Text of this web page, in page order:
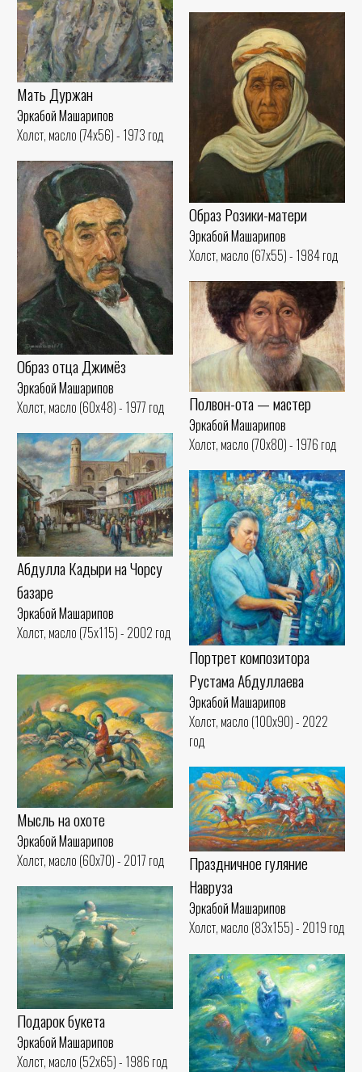
Мать Дуржан
Эркабой Машарипов
Холст, масло (74x56) - 1973 год
Образ Розики-матери
Эркабой Машарипов
Холст, масло (67x55) - 1984 год
Образ отца Джимёз
Эркабой Машарипов
Холст, масло (60x48) - 1977 год
Полвон-ота — мастер
Эркабой Машарипов
Холст, масло (70x80) - 1976 год
Абдулла Кадыри на Чорсу
базаре
Эркабой Машарипов
Холст, масло (75x115) - 2002 год
Портрет композитора
Рустама Абдуллаева
Эркабой Машарипов
Холст, масло (100x90) - 2022
год
Мысль на охоте
Эркабой Машарипов
Холст, масло (60x70) - 2017 год
Праздничное гуляние
Наврузa
Эркабой Машарипов
Холст, масло (83x155) - 2019 год
Подарок букета
Эркабой Машарипов
Холст, масло (52x65) - 1986 год